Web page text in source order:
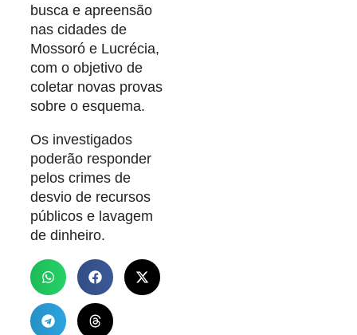
busca e apreensão
nas cidades de
Mossoró e Lucrécia,
com o objetivo de
coletar novas provas
sobre o esquema.
Os investigados
poderão responder
pelos crimes de
desvio de recursos
públicos e lavagem
de dinheiro.